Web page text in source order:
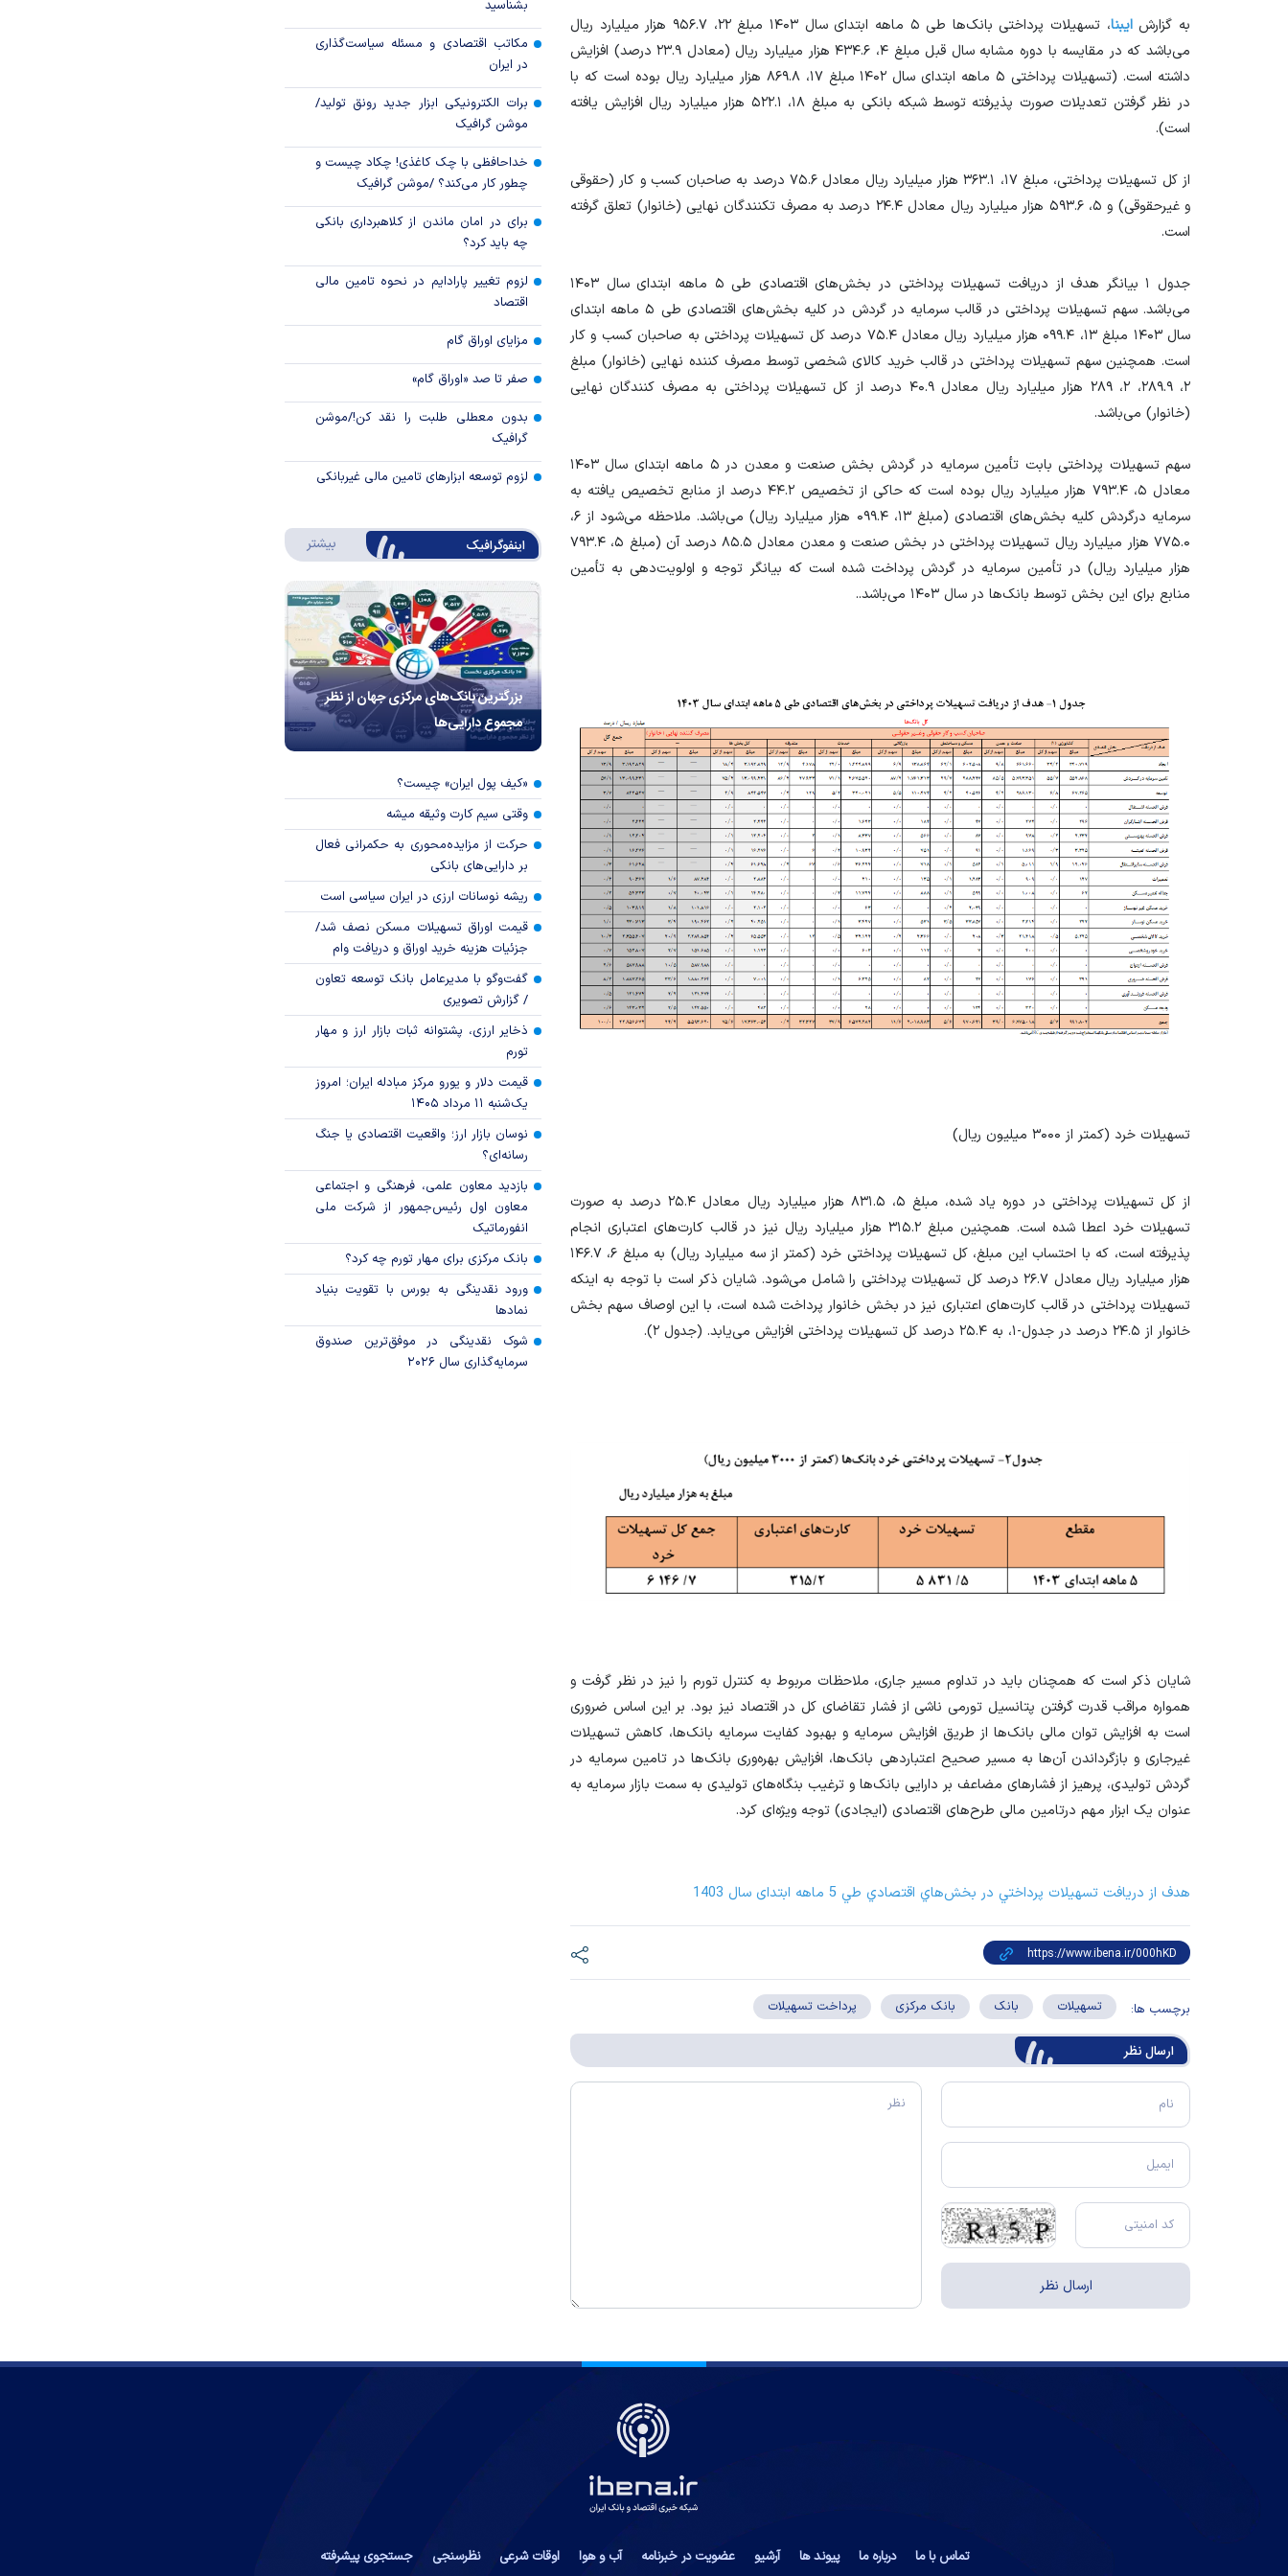
به گزارشایبنا
، تسهیلات پرداختی بانک‌ها طی ۵ ماهه ابتدای سال ۱۴۰۳ مبلغ ۲۲، ۹۵۶.۷ هزار میلیارد ریال
می‌باشد که در مقایسه با دوره مشابه سال قبل مبلغ ۴، ۴۳۴.۶ هزار میلیارد ریال (معادل ۲۳.۹ درصد) افزایش
داشته است. (تسهیلات پرداختی ۵ ماهه ابتدای سال ۱۴۰۲ مبلغ ۱۷، ۸۶۹.۸ هزار میلیارد ریال بوده است که با
در نظر گرفتن تعدیلات صورت پذیرفته توسط شبکه بانکی به مبلغ ۱۸، ۵۲۲.۱ هزار میلیارد ریال افزایش یافته
است).
از کل تسهیلات پرداختی، مبلغ ۱۷، ۳۶۳.۱ هزار میلیارد ریال معادل ۷۵.۶ درصد به صاحبان کسب و کار (حقوقی
و غیرحقوقی) و ۵، ۵۹۳.۶ هزار میلیارد ریال معادل ۲۴.۴ درصد به مصرف تکنندگان نهایی (خانوار) تعلق گرفته
است.
جدول ۱ بیانگر هدف از دریافت تسهیلات پرداختی در بخش‌های اقتصادی طی ۵ ماهه ابتدای سال ۱۴۰۳
می‌باشد. سهم تسهیلات پرداختی در قالب سرمایه در گردش در کلیه بخش‌های اقتصادی طی ۵ ماهه ابتدای
سال ۱۴۰۳ مبلغ ۱۳، ۰۹۹.۴ هزار میلیارد ریال معادل ۷۵.۴ درصد کل تسهیلات پرداختی به صاحبان کسب و کار
است. همچنین سهم تسهیلات پرداختی در قالب خرید کالای شخصی توسط مصرف کننده نهایی (خانوار) مبلغ
۲، ۲۸۹.۹، ۲، ۲۸۹ هزار میلیارد ریال معادل ۴۰.۹ درصد از کل تسهیلات پرداختی به مصرف کنندگان نهایی
(خانوار) می‌باشد.
سهم تسهیلات پرداختی بابت تأمین سرمایه در گردش بخش صنعت و معدن در ۵ ماهه ابتدای سال ۱۴۰۳
معادل ۵، ۷۹۳.۴ هزار میلیارد ریال بوده است که حاکی از تخصیص ۴۴.۲ درصد از منابع تخصیص یافته به
سرمایه درگردش کلیه بخش‌های اقتصادی (مبلغ ۱۳، ۰۹۹.۴ هزار میلیارد ریال) می‌باشد. ملاحظه می‌شود از ۶،
۷۷۵.۰ هزار میلیارد ریال تسهیلات پرداختی در بخش صنعت و معدن معادل ۸۵.۵ درصد آن (مبلغ ۵، ۷۹۳.۴
هزار میلیارد ریال) در تأمین سرمایه در گردش پرداخت شده است که بیانگر توجه و اولویت‌دهی به تأمین
منابع برای این بخش توسط بانک‌ها در سال ۱۴۰۳ می‌باشد..
تسهیلات خرد (کمتر از ۳۰۰۰ میلیون ریال)
از کل تسهیلات پرداختی در دوره یاد شده، مبلغ ۵، ۸۳۱.۵ هزار میلیارد ریال معادل ۲۵.۴ درصد به صورت
تسهیلات خرد اعطا شده است. همچنین مبلغ ۳۱۵.۲ هزار میلیارد ریال نیز در قالب کارت‌های اعتباری انجام
پذیرفته است، که با احتساب این مبلغ، کل تسهیلات پرداختی خرد (کمتر از سه میلیارد ریال) به مبلغ ۶، ۱۴۶.۷
هزار میلیارد ریال معادل ۲۶.۷ درصد کل تسهیلات پرداختی را شامل می‌شود. شایان ذکر است با توجه به اینکه
تسهیلات پرداختی در قالب کارت‌های اعتباری نیز در بخش خانوار پرداخت شده است، با این اوصاف سهم بخش
خانوار از ۲۴.۵ درصد در جدول‏-۱، به ۲۵.۴ درصد کل تسهیلات پرداختی افزایش می‌یابد. (جدول ۲).
شایان ذکر است که همچنان باید در تداوم مسیر جاری، ملاحظات مربوط به کنترل تورم را نیز در نظر گرفت و
همواره مراقب قدرت گرفتن پتانسیل تورمی ناشی از فشار تقاضای کل در اقتصاد نیز بود. بر این اساس ضروری
است به افزایش توان مالی بانک‌ها از طریق افزایش سرمایه و بهبود کفایت سرمایه بانک‌ها، کاهش تسهیلات
غیرجاری و بازگرداندن آن‌ها به مسیر صحیح اعتباردهی بانک‌ها، افزایش بهره‌وری بانک‌ها در تامین سرمایه در
گردش تولیدی، پرهیز از فشار‌های مضاعف بر دارایی بانک‌ها و ترغیب بنگاه‌های تولیدی به سمت بازار سرمایه به
عنوان یک ابزار مهم درتامین مالی طرح‌های اقتصادی (ایجادی) توجه ویژه‌ای کرد.
هدف از دريافت تسهيلات پرداختي در بخش‌هاي اقتصادي طي 5 ماهه ابتدای سال 1403
برچسب ها: تسهیلات بانک بانک مرکزی پرداخت تسهیلات
ارسال‌ نظر
ارز کشور گروگان کارت‌های بازرگانی
خرید اعتباری چگونه معادلات نظام
بانکی را تغییر داد؟
بشناسید
مکاتب اقتصادی و مسئله سیاست‌گذاری
در ایران
برات الکترونیکی ابزار جدید رونق تولید/
موشن گرافیک
خداحافظی با چک کاغذی! چکاد چیست و
چطور کار می‌کند؟ /موشن گرافیک
برای در امان ماندن از کلاهبرداری بانکی
چه باید کرد؟
لزوم تغییر پارادایم در نحوه تامین مالی
اقتصاد
مزایای اوراق گام
صفر تا صد «اوراق گام»
بدون معطلی طلبت را نقد کن!/موشن
گرافیک
لزوم توسعه ابزارهای تامین مالی غیربانکی
اینفوگرافیک بیشتر درباره اینفوگرافیک
بزرگترین بانک‌های مرکزی جهان از نظر
مجموع دارایی‌ها
«کیف پول ایران» چیست؟
وقتی سیم کارت وثیقه میشه
حرکت از مزایده‌محوری به حکمرانی فعال
بر دارایی‌های بانکی
ریشه نوسانات ارزی در ایران سیاسی است
قیمت اوراق تسهیلات مسکن نصف شد/
جزئیات هزینه خرید اوراق و دریافت وام
گفت‌وگو با مدیرعامل بانک توسعه تعاون
/ گزارش تصویری
ذخایر ارزی، پشتوانه ثبات بازار ارز و مهار
تورم
قیمت دلار و یورو مرکز مبادله ایران؛ امروز
یک‌شنبه ۱۱ مرداد ۱۴۰۵
نوسان بازار ارز؛ واقعیت اقتصادی یا جنگ
رسانه‌ای؟
بازدید معاون علمی، فرهنگی و اجتماعی
معاون اول رئیس‌جمهور از شرکت ملی
انفورماتیک
بانک مرکزی برای مهار تورم چه کرد؟
ورود نقدینگی به بورس با تقویت بنیاد
نمادها
شوک نقدینگی در موفق‌ترین صندوق
سرمایه‌گذاری سال ۲۰۲۶
تماس با ما درباره ما پیوند ها آرشیو عضویت در خبرنامه آب و هوا اوقات شرعی نظرسنجی جستجوی پیشرفته